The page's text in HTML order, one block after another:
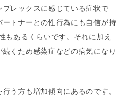
レックスに感じている症状で
トナーとの性行為にも自信が持
もあるくらいです。それに加え
くため感染症などの病気になり
う方も増加傾向にあるのです。